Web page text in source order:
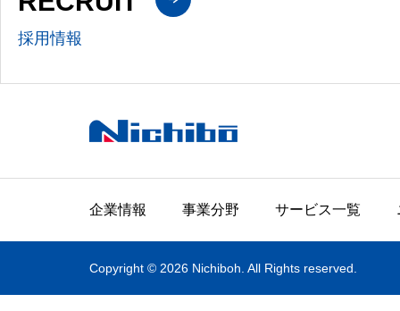
採用情報
企業情報 事業分野 サービス一覧
Copyright © 2026 Nichiboh. All Rights reserved.